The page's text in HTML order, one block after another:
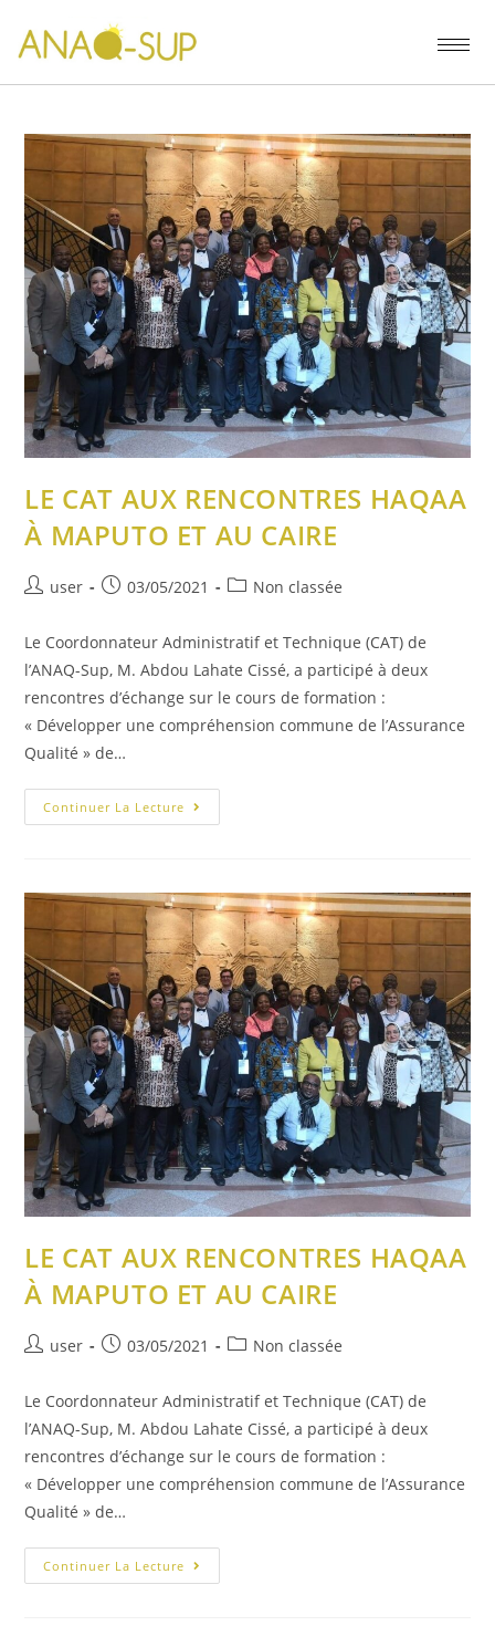
LE CAT AUX RENCONTRES HAQAA
À MAPUTO ET AU CAIRE
user 03/05/2021 Non classée
Le Coordonnateur Administratif et Technique (CAT) de
l’ANAQ-Sup, M. Abdou Lahate Cissé, a participé à deux
rencontres d’échange sur le cours de formation :
« Développer une compréhension commune de l’Assurance
Qualité » de…
Continuer La Lecture
LE CAT AUX RENCONTRES HAQAA
À MAPUTO ET AU CAIRE
user 03/05/2021 Non classée
Le Coordonnateur Administratif et Technique (CAT) de
l’ANAQ-Sup, M. Abdou Lahate Cissé, a participé à deux
rencontres d’échange sur le cours de formation :
« Développer une compréhension commune de l’Assurance
Qualité » de…
Continuer La Lecture